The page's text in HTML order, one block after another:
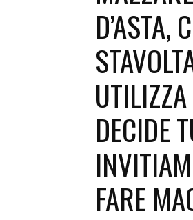
D’ASTA,
DECIDE
FARE